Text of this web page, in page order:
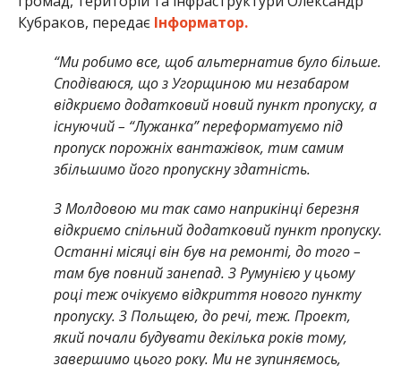
Кубраков, передає Інформатор.
“Ми робимо все, щоб альтернатив було більше.
Сподіваюся, що з Угорщиною ми незабаром
відкриємо додатковий новий пункт пропуску, а
існуючий – “Лужанка” переформатуємо під
пропуск порожніх вантажівок, тим самим
збільшимо його пропускну здатність.
З Молдовою ми так само наприкінці березня
відкриємо спільний додатковий пункт пропуску.
Останні місяці він був на ремонті, до того –
там був повний занепад. З Румунією у цьому
році теж очікуємо відкриття нового пункту
пропуску. З Польщею, до речі, теж. Проект,
який почали будувати декілька років тому,
завершимо цього року. Ми не зупиняємось,